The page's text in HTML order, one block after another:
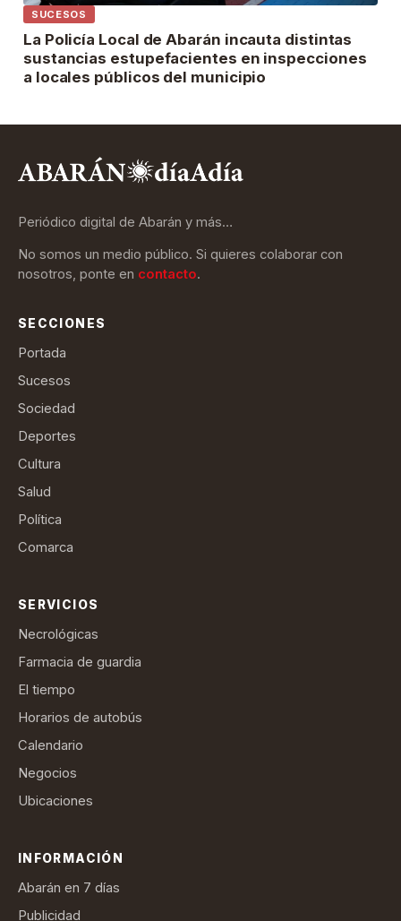
SUCESOS
La Policía Local de Abarán incauta distintas
sustancias estupefacientes en inspecciones
a locales públicos del municipio
Periódico digital de Abarán y más…
No somos un medio público. Si quieres colaborar con
nosotros, ponte en contacto.
SECCIONES
Portada
Sucesos
Sociedad
Deportes
Cultura
Salud
Política
Comarca
SERVICIOS
Necrológicas
Farmacia de guardia
El tiempo
Horarios de autobús
Calendario
Negocios
Ubicaciones
INFORMACIÓN
Abarán en 7 días
Publicidad